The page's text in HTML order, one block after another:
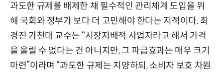
과도한 규제를 배제한 채 필수적인 관리체계 도입을 위
해 국회와 정부가 보다 더 고민해야 한다는 지적이다. 최
경진 가천대 교수는 “시장지배적 사업자라고 해서 가격
을 올릴 수 없다는 건 아니지만, 그 파급효과는 매우 크기
마련”이라며 “과도한 규제는 지양하되, 소비자 보호 차원